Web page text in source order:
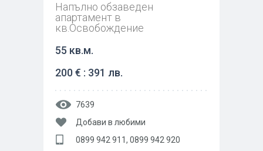
Напълно обзаведен
апартамент в
кв.Освобождение
55 кв.м.
200 € : 391 лв.
7639
Добави в любими
0899 942 911, 0899 942 920